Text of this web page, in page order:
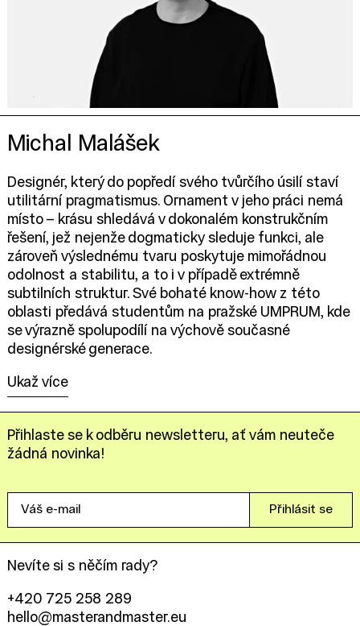
Michal Malášek
Designér, který do popředí svého tvůrčího úsilí staví
utilitární pragmatismus. Ornament v jeho práci nemá
místo – krásu shledává v dokonalém konstrukčním
řešení, jež nejenže dogmaticky sleduje funkci, ale
zároveň výslednému tvaru poskytuje mimořádnou
odolnost a stabilitu, a to i v případě extrémně
subtilních struktur. Své bohaté know-how z této
oblasti předává studentům na pražské UMPRUM, kde
se výrazně spolupodílí na výchově současné
designérské generace.
Ukaž více
Přihlaste se k odběru newsletteru, ať vám neuteče
žádná novinka!
Váš
mail
Přihlásit se
Nevíte si s něčím rady?
+420 725 258 289
hello@masterandmaster.eu